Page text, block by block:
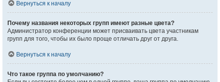
Вернуться к началу
Почему названия некоторых групп имеют разные цвета?
Администратор конференции может присваивать цвета участникам
групп для того, чтобы их было проще отличать друг от друга.
Вернуться к началу
Что такое группа по умолчанию?